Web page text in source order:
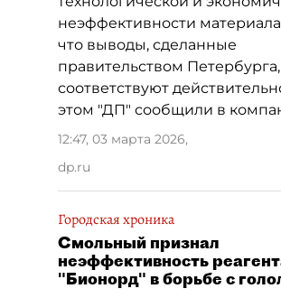
неэффективности
что выводы, сделанные
правительством
соответствуют
этом "ДП" сообщили в
12:47, 03 марта 2026,
dp.ru
Городская хроника
Смольный признал
неэффективность
"Бионорд" в борьбе с